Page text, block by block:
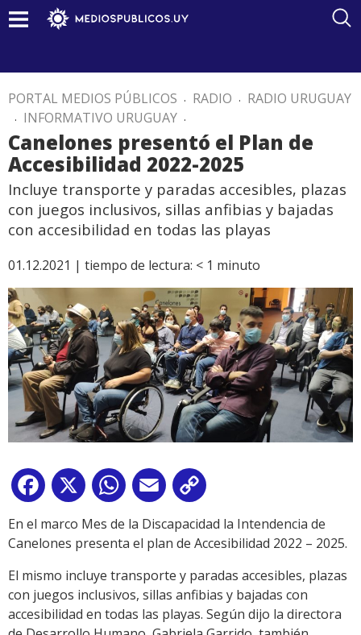
PORTAL MEDIOS PÚBLICOS . RADIO . RADIO URUGUAY
. INFORMATIVO URUGUAY .
Canelones presentó el Plan de
Accesibilidad 2022-2025
Incluye transporte y paradas accesibles, plazas
con juegos inclusivos, sillas anfibias y bajadas
con accesibilidad en todas las playas
01.12.2021 | tiempo de lectura: < 1 minuto
Facebook
X WhatsApp
Email
Link
En el marco Mes de la Discapacidad la Intendencia de
Canelones presenta el plan de Accesibilidad 2022 – 2025.
El mismo incluye transporte y paradas accesibles, plazas
con juegos inclusivos, sillas anfibias y bajadas con
accesibilidad en todas las playas. Según dijo la directora